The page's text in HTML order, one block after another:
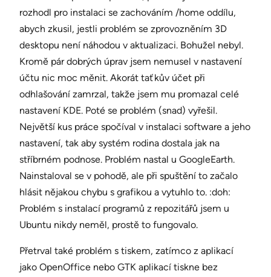
rozhodl pro instalaci se zachováním /home oddílu,
abych zkusil, jestli problém se zprovozněním 3D
desktopu není náhodou v aktualizaci. Bohužel nebyl.
Kromě pár dobrých úprav jsem nemusel v nastavení
účtu nic moc měnit. Akorát taťkův účet při
odhlašování zamrzal, takže jsem mu promazal celé
nastavení KDE. Poté se problém (snad) vyřešil.
Největší kus práce spočíval v instalaci software a jeho
nastavení, tak aby systém rodina dostala jak na
stříbrném podnose. Problém nastal u GoogleEarth.
Nainstaloval se v pohodě, ale při spuštění to začalo
hlásit nějakou chybu s grafikou a vytuhlo to. :doh:
Problém s instalací programů z repozitářů jsem u
Ubuntu nikdy neměl, prostě to fungovalo.
Přetrval také problém s tiskem, zatímco z aplikací
jako OpenOffice nebo GTK aplikací tiskne bez